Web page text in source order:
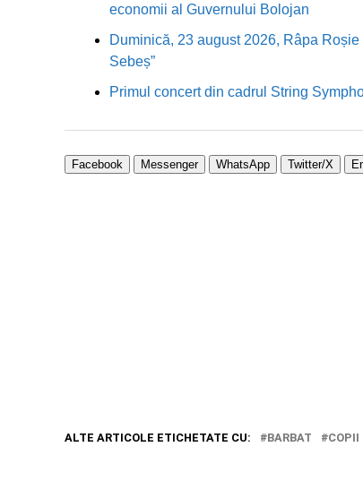
economii al Guvernului Bolojan
Duminică, 23 august 2026, Râpa
Sebeș”
Primul concert din cadrul String
Facebook Messenger WhatsApp Twitter/X
ALTE ARTICOLE ETICHETATE CU: BARBAT COPII